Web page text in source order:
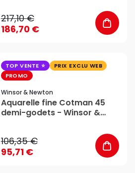
217,10 €
186,70 €
TOP VENTE
PRIX EXCLU WEB
PROMO
Winsor & Newton
Aquarelle fine Cotman 45
demi-godets - Winsor &
106,35 €
95,71 €